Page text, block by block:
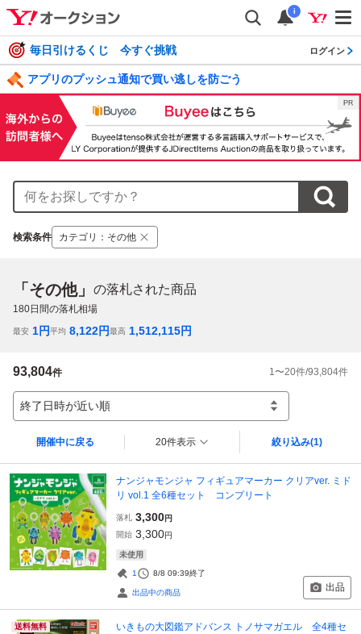
i
毎日引けるくじ 今すぐ挑戦 ログイン
アプリのプッシュ通知で買い逃しを防ごう
検索条件 カテゴリ ： その他
「その他」 の落札された商品
180日間の落札相場
最安 1円平均 8,122円最高 1,512,115円
93,804件 1 〜20件/93,804件
終了日時が近い順
開催中に戻る 20件表示 絞り込み(1)
ナンジャモンジャ フィギュアマーカー クリアver. ミド
リ vol.1 全6種セット コンプリート
落札 3,300円
開始 3,300円
未使用
1 8/8 09:39終了
出品中の商品 出品
送料無料
いきもの大図鑑アドバンス トノサマガエル 全4種セ